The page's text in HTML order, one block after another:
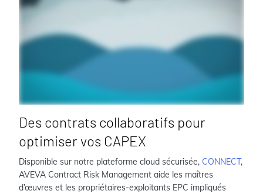
Des contrats collaboratifs pour
optimiser vos CAPEX
Disponible sur notre plateforme cloud sécurisée, CONNECT,
AVEVA Contract Risk Management aide les maîtres
d’œuvres et les propriétaires-exploitants EPC impliqués